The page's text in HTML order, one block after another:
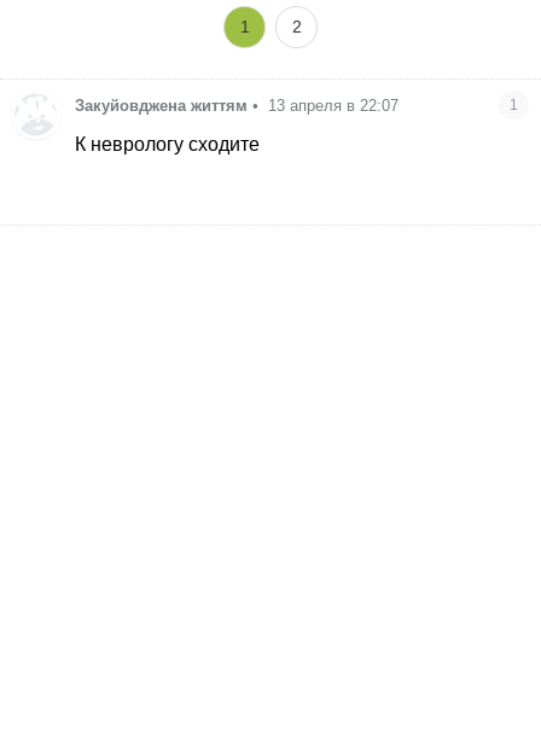
1 2
Закуйовджена життям • 13 апреля в 22:07 1
К неврологу сходите